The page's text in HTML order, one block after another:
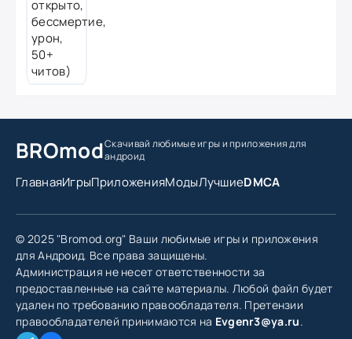
BROmodСкачивай любимые игрыи приложения для
андроид
ГлавнаяИгрыПриложенияМодыЛучшиеDMCA
© 2025 "Bromod.org" Ваши любимые игры и приложения
для Андроид. Все права защищены.
Администрация не несет ответственности за
предоставленные на сайте материалы. Любой файл будет
удален по требованию правообладателя. Претензии
правообладателей принимаются на Evgenr3@ya.ru.